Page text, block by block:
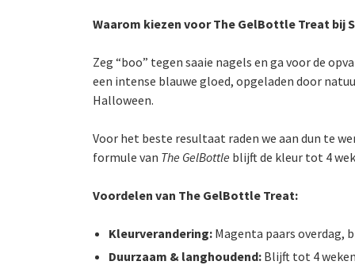
Waarom kiezen voor The GelBottle Treat bij
Zeg “boo” tegen saaie nagels en ga voor de
een intense blauwe gloed, opgeladen door
Halloween.
Voor het beste resultaat raden we aan dun te
formule van The GelBottle blijft de kleur tot 4
Voordelen van The GelBottle Treat:
Kleurverandering: Magenta paars overdag,
Duurzaam & langhoudend: Blijft tot 4